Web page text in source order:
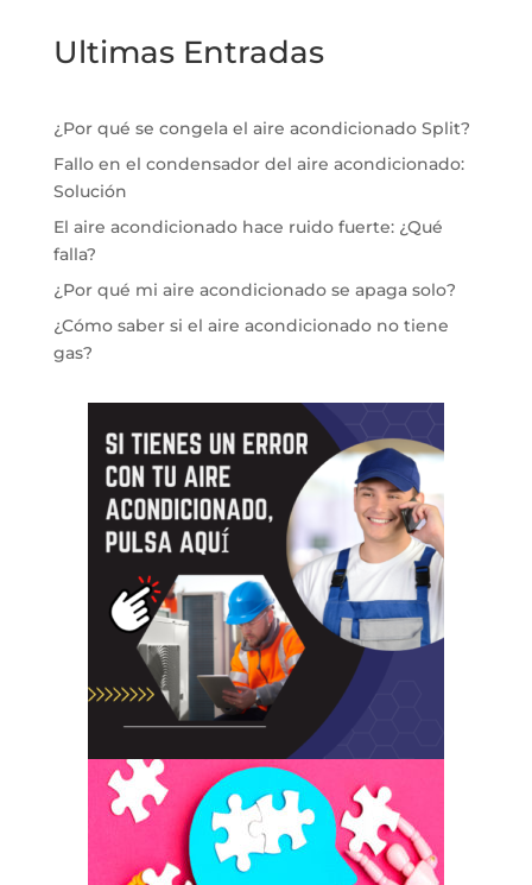
Ultimas Entradas
¿Por qué se congela el aire acondicionado Split?
Fallo en el condensador del aire acondicionado:
Solución
El aire acondicionado hace ruido fuerte: ¿Qué
falla?
¿Por qué mi aire acondicionado se apaga solo?
¿Cómo saber si el aire acondicionado no tiene
gas?